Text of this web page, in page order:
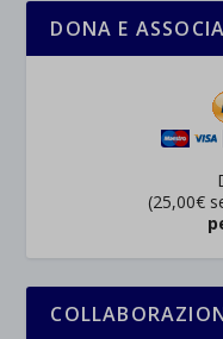
DONA E
(25,00€